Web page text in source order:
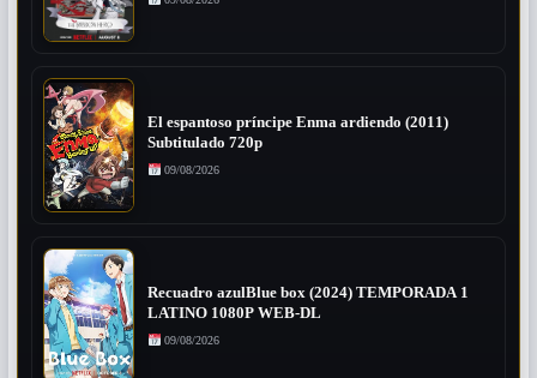
El espantoso príncipe Enma ardiendo (2011)
Subtitulado 720p
09/08/2026
Recuadro azulBlue box (2024) TEMPORADA 1
LATINO 1080P WEB-DL
09/08/2026